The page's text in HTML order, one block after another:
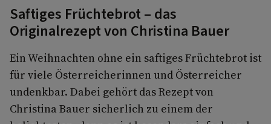
Saftiges Früchtebrot – das
Originalrezept von Christina Bauer
Ein Weihnachten ohne ein saftiges Früchtebrot ist
für viele Österreicherinnen und Österreicher
undenkbar. Dabei gehört das Rezept von
Christina Bauer sicherlich zu einem der